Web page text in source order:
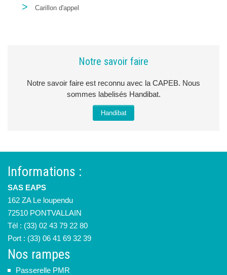
> Carillon d'appel
Notre savoir faire
Notre savoir faire est reconnu avec la CAPEB. Nous
sommes labelisés Handibat.
Handibat
Informations :
SAS EAPS
162 ZA Le loupendu
72510 PONTVALLAIN
Tèl : (33) 02 43 79 22 80
Port : (33) 06 41 69 32 39
Nos rampes
Passerelle PMR